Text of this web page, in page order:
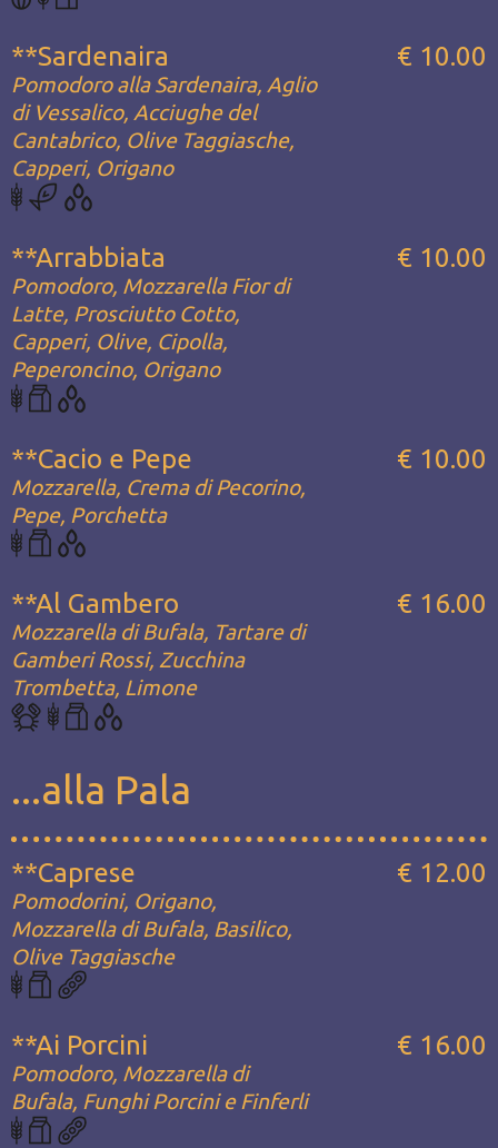
**Sardenaira
Pomodoro alla Sardenaira, Aglio
di Vessalico, Acciughe del
Cantabrico, Olive Taggiasche,
Capperi, Origano
€ 10.00
**Arrabbiata
Pomodoro, Mozzarella Fior di
Latte, Prosciutto Cotto,
Capperi, Olive, Cipolla,
Peperoncino, Origano
€ 10.00
**Cacio e Pepe
Mozzarella, Crema di Pecorino,
Pepe, Porchetta
€ 10.00
**Al Gambero
Mozzarella di Bufala, Tartare di
Gamberi Rossi, Zucchina
Trombetta, Limone
€ 16.00
...alla Pala
**Caprese
Pomodorini, Origano,
Mozzarella di Bufala, Basilico,
Olive Taggiasche
€ 12.00
**Ai Porcini
Pomodoro, Mozzarella di
Bufala, Funghi Porcini e Finferli
€ 16.00